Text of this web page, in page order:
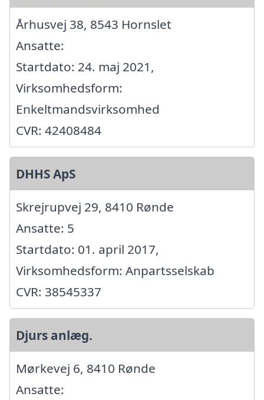
Århusvej 38, 8543 Hornslet
Ansatte:
Startdato: 24. maj 2021,
Virksomhedsform:
Enkeltmandsvirksomhed
CVR: 42408484
DHHS ApS
Skrejrupvej 29, 8410 Rønde
Ansatte: 5
Startdato: 01. april 2017,
Virksomhedsform: Anpartsselskab
CVR: 38545337
Djurs anlæg.
Mørkevej 6, 8410 Rønde
Ansatte: